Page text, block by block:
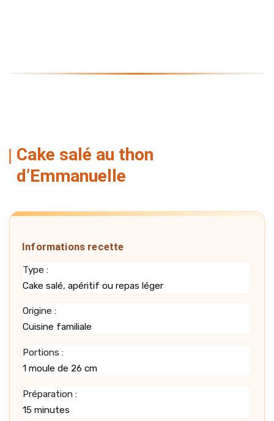
Cake salé au thon
d’Emmanuelle
Informations recette
Type :
Cake salé, apéritif ou repas léger
Origine :
Cuisine familiale
Portions :
1 moule de 26 cm
Préparation :
15 minutes